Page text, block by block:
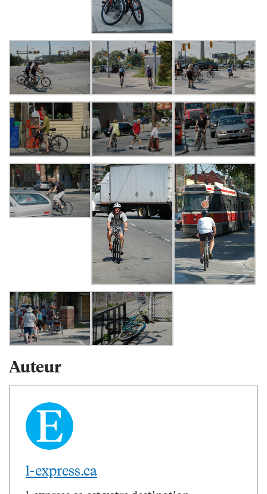
Auteur
l-express.ca